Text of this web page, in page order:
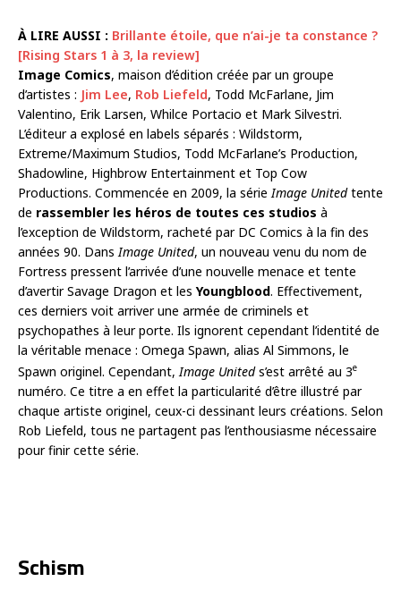
À LIRE AUSSI : Brillante étoile, que n’ai-je ta constance ?
[Rising Stars 1 à 3, la review]
Image Comics, maison d’édition créée par un groupe
d’artistes : Jim Lee, Rob Liefeld, Todd McFarlane, Jim
Valentino, Erik Larsen, Whilce Portacio et Mark Silvestri.
L’éditeur a explosé en labels séparés : Wildstorm,
Extreme/Maximum Studios, Todd McFarlane’s Production,
Shadowline, Highbrow Entertainment et Top Cow
Productions. Commencée en 2009, la sérieImage Unitedtente
de rassembler les héros de toutes ces studios à
l’exception de Wildstorm, racheté par DC Comics à la fin des
années 90. DansImage United, un nouveau venu du nom de
Fortress pressent l’arrivée d’une nouvelle menace et tente
d’avertir Savage Dragon et les Youngblood. Effectivement,
ces derniers voit arriver une armée de criminels et
psychopathes à leur porte. Ils ignorent cependant l’identité de
la véritable menace : Omega Spawn, alias Al Simmons, le
Spawn originel. Cependant, Image Uniteds’est arrêté au 3e
numéro. Ce titre a en effet la particularité d’être illustré par
chaque artiste originel, ceux-ci dessinant leurs créations. Selon
Rob Liefeld, tous ne partagent pas l’enthousiasme nécessaire
pour finir cette série.
Schism